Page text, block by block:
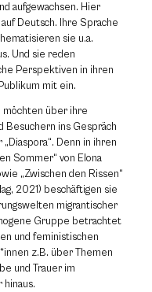
aufgewachsen. Hier
Deutsch. Ihre Sprache
sie u.a.
Und sie reden
Perspektiven in ihren
mit ein.
möchten über ihre
Besuchern ins Gespräch
Denn in ihren
Sommer“ von Elona
„Zwischen den Rissen“
2021) beschäftigen sie
migrantischer
Gruppe betrachtet
und feministischen
z.B. über Themen
und Trauer im